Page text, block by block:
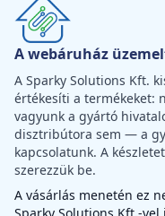
A webáruház
A Sparky Solutions Kft.
értékesíti a termékeket:
vagyunk a gyártó
disztribútora sem — a
kapcsolatunk. A
szerezzük be.
A vásárlás menetén ez